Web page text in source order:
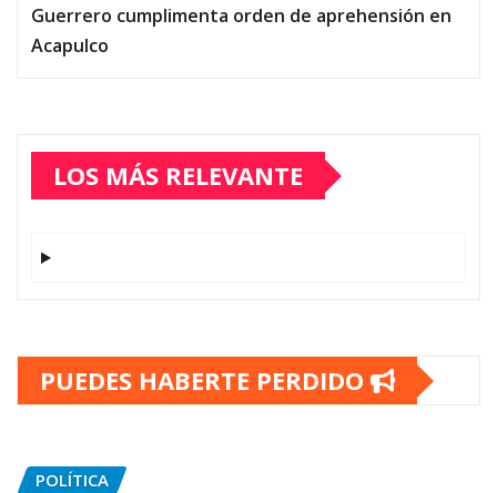
Guerrero cumplimenta orden de aprehensión en
Acapulco
LOS MÁS RELEVANTE
PUEDES HABERTE PERDIDO
POLÍTICA